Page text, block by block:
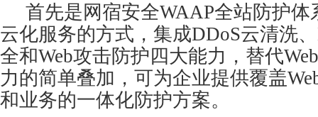
首先是网宿安全WAAP全站防护体
云化服务的方式，集成DDoS云清洗
全和Web攻击防护四大能力，替代
力的简单叠加，可为企业提供覆盖
和业务的一体化防护方案。